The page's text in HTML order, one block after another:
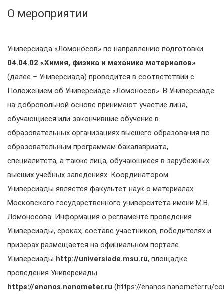
О мероприятии
Универсиада «Ломоносов» по направлению подготовки
04.04.02 «Химия, физика и механика материалов»
(далее – Универсиада) проводится в соответствии с
Положением об Универсиаде «Ломоносов». В Универсиаде
на добровольной основе принимают участие лица,
обучающиеся или закончившие обучение в
образовательных организациях высшего образования по
образовательным программам бакалавриата,
специалитета, а также лица, обучающиеся в зарубежных
высших учебных заведениях. Координатором
Универсиады является факультет наук о материалах
Московского государственного университета имени М.В.
Ломоносова. Информация о регламенте проведения
Универсиады, сроках, составе участников, победителях и
призерах размещается на официальном портале
Универсиады http://universiade.msu.ru, площадке
проведения Универсиады
https://enanos.nanometer.ru (https://enanos.nanometer.ru/